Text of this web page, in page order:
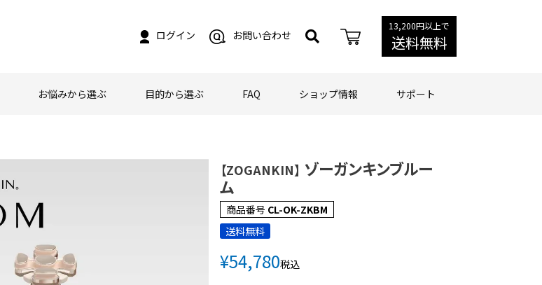
ログイン お問い合わせ
13,200円以上で
送料無料
お悩みから選ぶ 目的から選ぶ FAQ ショップ情報 サポート
【ZOGANKIN】 ゾーガンキンブルー
ム
商品番号 CL-OK-ZKBM
送料無料
¥54,780税込